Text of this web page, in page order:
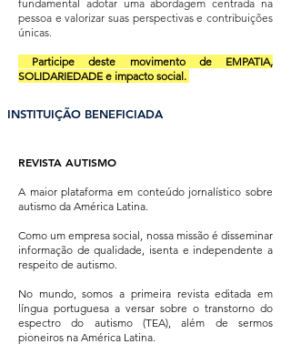
fundamental adotar uma abordagem centrada na
pessoa e valorizar suas perspectivas e contribuições
únicas.
Participe deste movimento de EMPATIA,
SOLIDARIEDADE e impacto social.
INSTITUIÇÃO BENEFICIADA
REVISTA AUTISMO
A maior plataforma em conteúdo jornalístico sobre
autismo da América Latina.
Como um empresa social, nossa missão é disseminar
informação de qualidade, isenta e independente a
respeito de autismo.
No mundo, somos a primeira revista editada em
língua portuguesa a versar sobre o transtorno do
espectro do autismo (TEA), além de sermos
pioneiros na América Latina.